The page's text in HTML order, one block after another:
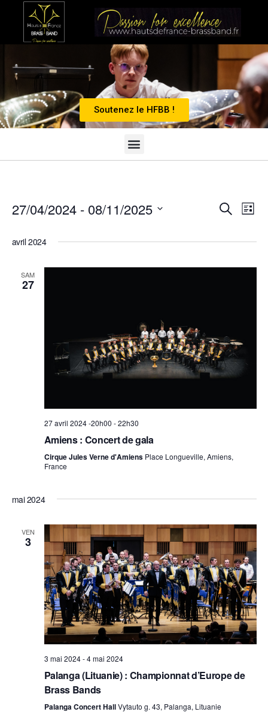
Soutenez le HFBB !
vues
Liste
27/04/2024 - 08/11/2025
avril 2024
SAM
27
27 avril 2024 -20h00 -22h30
Amiens : Concert de gala
Cirque Jules Verne d'Amiens Place Longueville, Amiens,
France
mai 2024
VEN
3
3 mai 2024-4 mai 2024
Palanga (Lituanie) : Championnat d’Europe de
Brass Bands
Palanga Concert HallVytauto g. 43, Palanga, Lituanie